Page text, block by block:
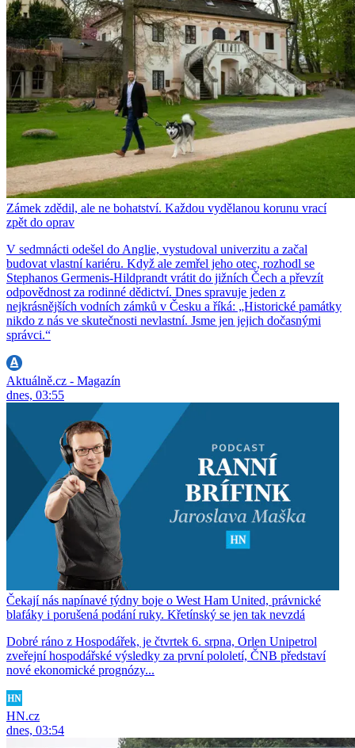
Zámek zdědil, ale ne bohatství. Každou vydělanou korunu vrací
zpět do oprav
V sedmnácti odešel do Anglie, vystudoval univerzitu a začal
budovat vlastní kariéru. Když ale zemřel jeho otec, rozhodl se
Stephanos Germenis-Hildprandt vrátit do jižních Čech a převzít
odpovědnost za rodinné dědictví. Dnes spravuje jeden z
nejkrásnějších vodních zámků v Česku a říká: „Historické památky
nikdo z nás ve skutečnosti nevlastní. Jsme jen jejich dočasnými
správci.“
Aktuálně.cz - Magazín
dnes, 03:55
Čekají nás napínavé týdny boje o West Ham United, právnické
blafáky i porušená podání ruky. Křetínský se jen tak nevzdá
Dobré ráno z Hospodářek, je čtvrtek 6. srpna, Orlen Unipetrol
zveřejní hospodářské výsledky za první pololetí, ČNB představí
nové ekonomické prognózy...
HN.cz
dnes, 03:54